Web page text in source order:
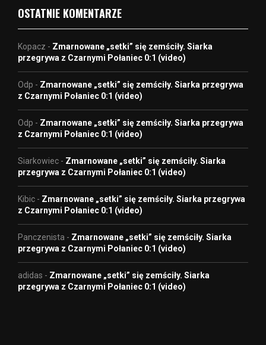
OSTATNIE KOMENTARZE
Kopacz - Zmarnowane „setki” się zemściły. Siarka
przegrywa z Czarnymi Połaniec 0:1 (video)
Odp - Zmarnowane „setki” się zemściły. Siarka przegrywa
z Czarnymi Połaniec 0:1 (video)
Odp - Zmarnowane „setki” się zemściły. Siarka przegrywa
z Czarnymi Połaniec 0:1 (video)
Siarkowiec - Zmarnowane „setki” się zemściły. Siarka
przegrywa z Czarnymi Połaniec 0:1 (video)
Kibic - Zmarnowane „setki” się zemściły. Siarka przegrywa
z Czarnymi Połaniec 0:1 (video)
Panczenista - Zmarnowane „setki” się zemściły. Siarka
przegrywa z Czarnymi Połaniec 0:1 (video)
adidas - Zmarnowane „setki” się zemściły. Siarka
przegrywa z Czarnymi Połaniec 0:1 (video)